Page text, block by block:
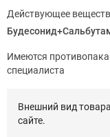
Действующее
Имеются
специалиста
Внешний вид
сайте.